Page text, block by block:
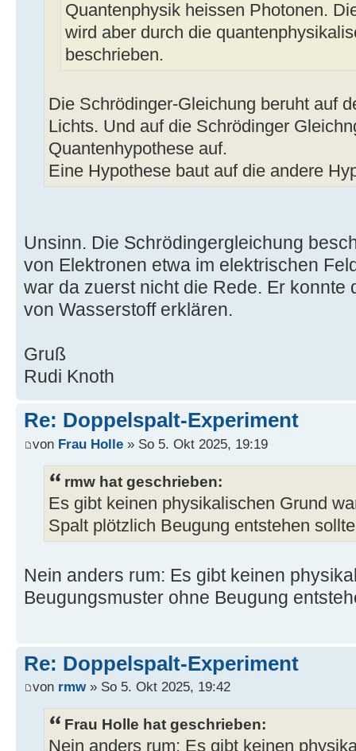
Quantenphysik heissen Photonen.
wird aber durch die
beschrieben.
Die Schrödinger-Gleichung beruht auf
Lichts. Und auf die Schrödinger
Quantenhypothese auf.
Eine Hypothese baut auf die andere
Unsinn. Die Schrödingergleichung
von Elektronen etwa im elektrischen
war da zuerst nicht die Rede. Er konnte
von Wasserstoff erklären.
Gruß
Rudi Knoth
Re: Doppelspalt-Experiment
von Frau Holle » So 5. Okt 2025, 19:19
rmw hat geschrieben:
Es gibt keinen physikalischen Grund
Spalt plötzlich Beugung entstehen
Nein anders rum: Es gibt keinen
Beugungsmuster ohne Beugung
Re: Doppelspalt-Experiment
von rmw» So 5. Okt 2025, 19:42
Frau Holle hat geschrieben:
Nein anders rum: Es gibt keinen